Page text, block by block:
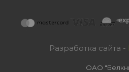
Разработка сайта -
ОАО